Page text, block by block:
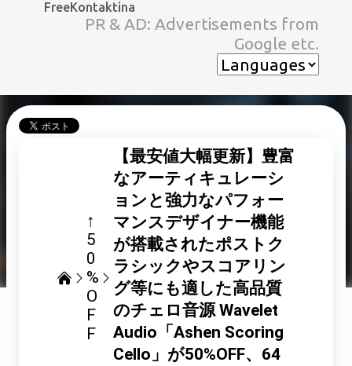
スキップしてメイン コンテンツに移動
FreeKontaktina
PR & AD: Advertisements from
Google etc.
↑
5
0
%
O
F
F
【最安値大幅更新】豊富
なアーティキュレーシ
ョンと強力なパフォー
マンスデザイナー機能
が搭載されたポストク
ラシックやスコアリン
グ等にも適した高品質
のチェロ音源 Wavelet
Audio「Ashen Scoring
Cello」が50%OFF、64